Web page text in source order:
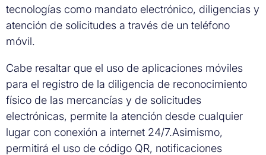
tecnologías como mandato electrónico, diligencias y
atención de solicitudes a través de un teléfono
móvil.
Cabe resaltar que el uso de aplicaciones móviles
para el registro de la diligencia de reconocimiento
físico de las mercancías y de solicitudes
electrónicas, permite la atención desde cualquier
lugar con conexión a internet 24/7.Asimismo,
permitirá el uso de código QR, notificaciones